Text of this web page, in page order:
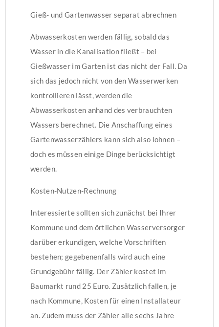
Gieß- und Gartenwasser separat abrechnen
Abwasserkosten werden fällig, sobald das
Wasser in die Kanalisation fließt – bei
Gießwasser im Garten ist das nicht der Fall. Da
sich das jedoch nicht von den Wasserwerken
kontrollieren lässt, werden die
Abwasserkosten anhand des verbrauchten
Wassers berechnet. Die Anschaffung eines
Gartenwasserzählers kann sich also lohnen –
doch es müssen einige Dinge berücksichtigt
werden.
Kosten-Nutzen-Rechnung
Interessierte sollten sich zunächst bei Ihrer
Kommune und dem örtlichen Wasserversorger
darüber erkundigen, welche Vorschriften
bestehen; gegebenenfalls wird auch eine
Grundgebühr fällig. Der Zähler kostet im
Baumarkt rund 25 Euro. Zusätzlich fallen, je
nach Kommune, Kosten für einen Installateur
an. Zudem muss der Zähler alle sechs Jahre